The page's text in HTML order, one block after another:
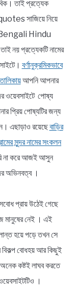
তাই প্রত্যেক
সাজিয়ে নিয়ে
Bengali Hindu
নয় প্রত্যেকটি নামের
বর্ণানুক্রমিকভাবে
আপনি আপনার
ওয়েবসাইটে পোষ্য
প্রিয় পোষ্যটির জন্য
এছাড়াও রয়েছেবাড়ির
সুন্দর নামের সংকলন
না করে আজই আসুন
অভিনবত্ব ।
প্রায় উঠেই গেছে
মানুষের নেই । এই
হয়ে পড়ে তখন সে
বিকল্প বোধহয় আর কিছুই
কষ্টই লাঘব করতে
।